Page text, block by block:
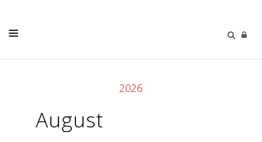
VOKSNE
2026
August